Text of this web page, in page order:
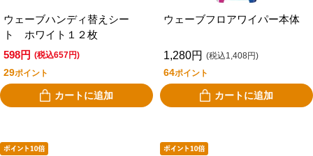
ウェーブハンディ替えシー
ト ホワイト１２枚
598円 (税込657円)
29ポイント
カートに追加
ウェーブフロアワイパー本体
1,280円 (税込1,408円)
64ポイント
カートに追加